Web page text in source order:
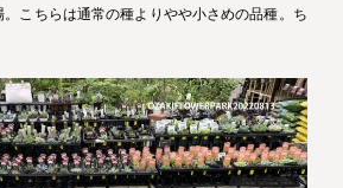
こちらは通常の種よりやや小さめの品種。ち